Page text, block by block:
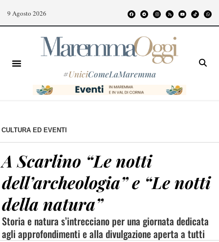
9 Agosto 2026
#UniciComeLaMaremma
CULTURA ED EVENTI
A Scarlino “Le notti
dell’archeologia” e “Le notti
della natura”
Storia e natura s’intrecciano per una giornata dedicata
agli approfondimenti e alla divulgazione aperta a tutti